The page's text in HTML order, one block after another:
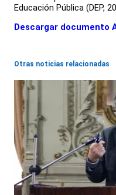
Educación Pública (DEP,
Descargar documento
Otras noticias relacionadas